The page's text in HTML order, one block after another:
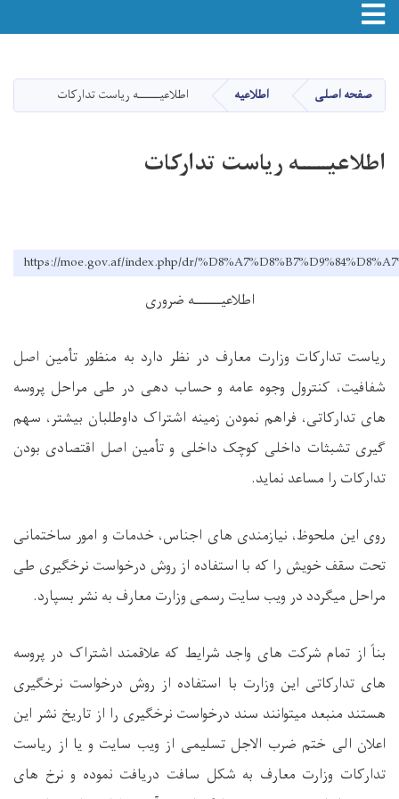
main
content
صفحه اصلی اطلاعیه اطلاعیــــــه ریاست تدارکات
اطلاعیــــــه ریاست تدارکات
https://moe.gov.af/index.php/dr/
اطلاعیــــــه ضروری
ریاست تدارکات وزارت معارف در نظر دارد به منظور تأمین اصل
شفافیت، کنترول وجوه عامه و حساب دهی در طی مراحل پروسه
های تدارکاتی، فراهم نمودن زمینه اشتراک داوطلبان بیشتر، سهم
گیری تشبثات داخلی کوچک داخلی و تأمین اصل اقتصادی بودن
تدارکات را مساعد نماید.
روی این ملحوظ، نیازمندی های اجناس، خدمات و امور ساختمانی
تحت سقف خویش را که با استفاده از روش درخواست نرخگیری طی
مراحل میگردد در ویب سایت رسمی وزارت معارف به نشر بسپارد.
بناً از تمام شرکت های واجد شرایط که علاقمند اشتراک در پروسه
های تدارکاتی این وزارت با استفاده از روش درخواست نرخگیری
هستند منبعد میتوانند سند درخواست نرخگیری را از تاریخ نشر این
اعلان الی ختم ضرب الاجل تسلیمی از ویب سایت و یا از ریاست
تدارکات وزارت معارف به شکل سافت دریافت نموده و نرخ های